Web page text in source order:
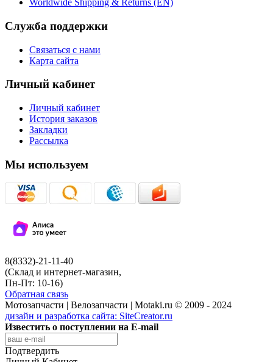
Worldwide Shipping & Returns (EN)
Служба поддержки
Связаться с нами
Карта сайта
Личный кабинет
Личный кабинет
История заказов
Закладки
Рассылка
Мы используем
8(8332)-21-11-40
(Склад и интернет-магазин,
Пн-Пт: 10-16)
Обратная связь
Мотозапчасти | Велозапчасти | Motaki.ru © 2009 - 2024
дизайн и разработка сайта: SiteCreator.ru
Известить о поступлении на E-mail
Подтвердить